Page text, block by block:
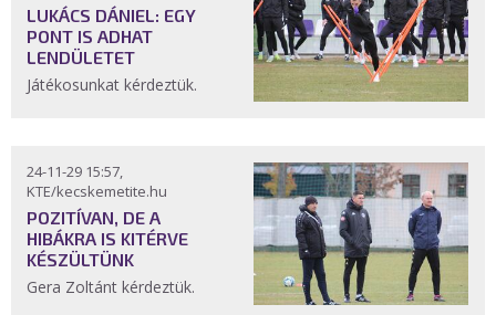
LUKÁCS DÁNIEL: EGY
PONT IS ADHAT
LENDÜLETET
Játékosunkat kérdeztük.
24-11-29 15:57,
KTE/kecskemetite.hu
POZITÍVAN, DE A
HIBÁKRA IS KITÉRVE
KÉSZÜLTÜNK
Gera Zoltánt kérdeztük.